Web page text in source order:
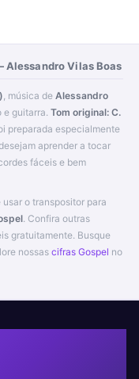
Alessandro Vilas Boas
, música de Alessandro
e guitarra. Tom original: C.
preparada especialmente
aprender a tocar
fáceis e bem
usar o transpositor para
. Confira outras
gratuitamente. Busque
nossas cifras Gospel no